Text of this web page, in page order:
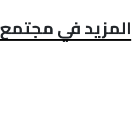
المزيد في مجتمع